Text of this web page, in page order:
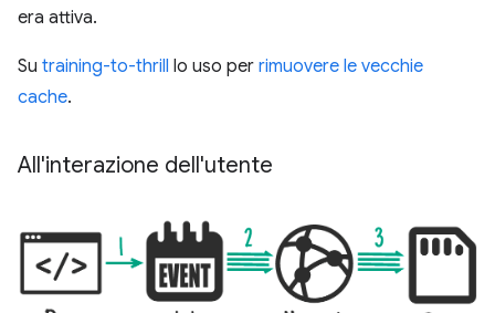
era attiva.
Su training-to-thrill lo uso per rimuovere le vecchie
cache.
All'interazione dell'utente